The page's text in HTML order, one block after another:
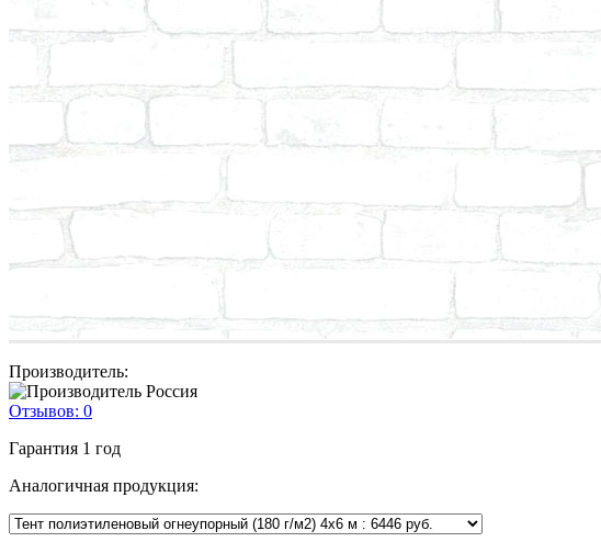
Производитель:
Отзывов: 0
Гарантия 1 год
Аналогичная продукция: